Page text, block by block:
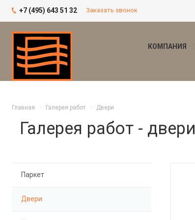
+7 (495) 643 51 32 Заказать звонок
КОМПАНИЯ
Главная Галерея работ Двери
Галерея работ - двери
Паркет
Двери